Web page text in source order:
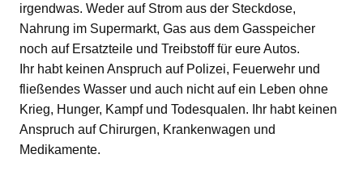
irgendwas. Weder auf Strom aus der Steckdose,
Nahrung im Supermarkt, Gas aus dem Gasspeicher
noch auf Ersatzteile und Treibstoff für eure Autos.
Ihr habt keinen Anspruch auf Polizei, Feuerwehr und
fließendes Wasser und auch nicht auf ein Leben ohne
Krieg, Hunger, Kampf und Todesqualen. Ihr habt keinen
Anspruch auf Chirurgen, Krankenwagen und
Medikamente.